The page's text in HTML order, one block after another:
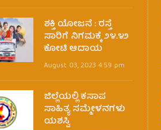
ಶಕ್ತಿ ಯೋಜನೆ : ರಸ್ತೆ
ಸಾರಿಗೆ ನಿಗಮಕ್ಕೆ ೨೪.೪೨
ಕೋಟಿ ಆದಾಯ
August 03, 2023 4:59 pm
ಜಿಲ್ಲೆಯಲ್ಲಿ ಕಸಾಪ
ಸಾಹಿತ್ಯ ಸಮ್ಮೇಳನಗಳು
ಯಶಸ್ವಿ